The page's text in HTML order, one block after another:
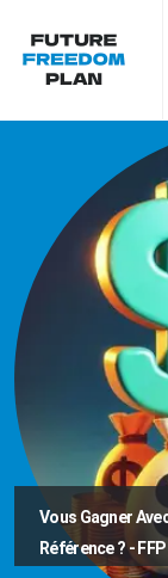
Vous Gagner
Référence ? - FFP